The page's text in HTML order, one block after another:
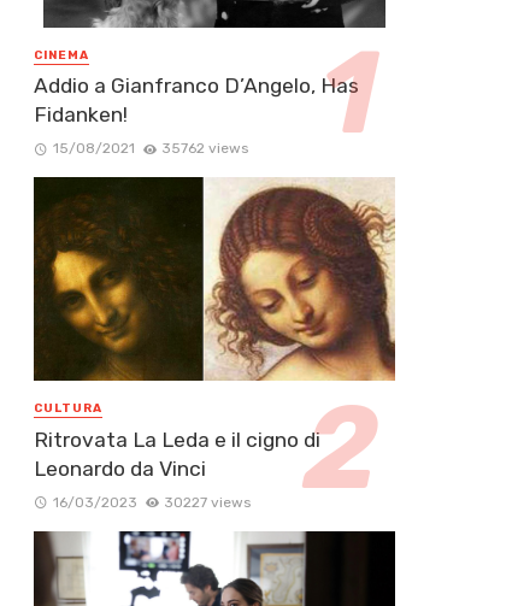
CINEMA
Addio a Gianfranco D’Angelo, Has
Fidanken!
15/08/2021 35762 views
CULTURA
Ritrovata La Leda e il cigno di
Leonardo da Vinci
16/03/2023 30227 views